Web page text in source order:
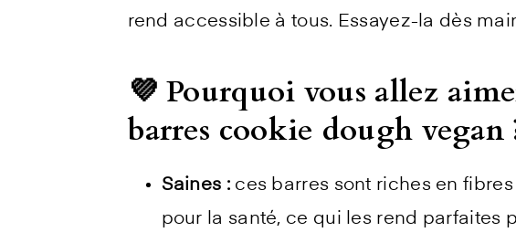
rend accessible à tous. Essayez-la dès
💜 Pourquoi vous allez
barres cookie dough vegan
Saines : ces barres sont riches en
pour la santé, ce qui les rend parfaites